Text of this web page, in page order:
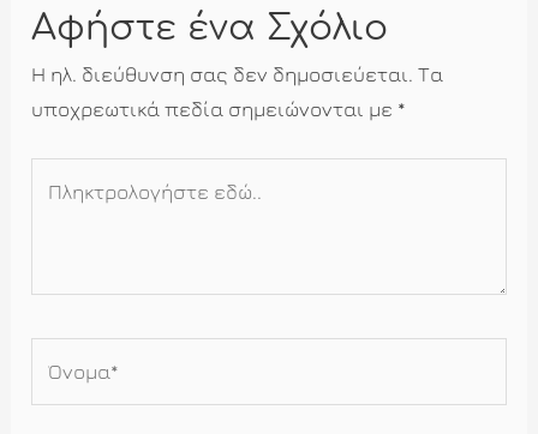
Αφήστε ένα Σχόλιο
Η ηλ. διεύθυνση σας δεν δημοσιεύεται. Τα
υποχρεωτικά πεδία σημειώνονται με *